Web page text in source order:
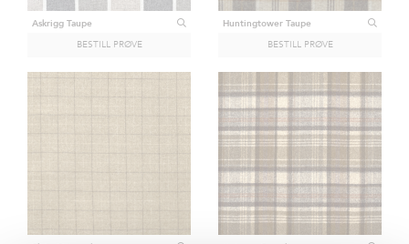
Askrigg Taupe Huntingtower Taupe